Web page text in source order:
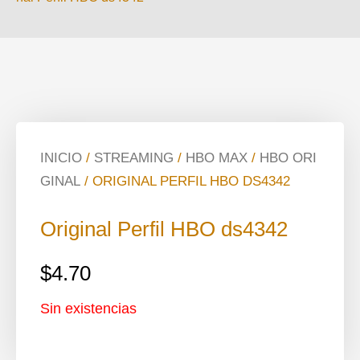
INICIO / STREAMING / HBO MAX / HBO ORI
GINAL / ORIGINAL PERFIL HBO DS4342
Original Perfil HBO ds4342
$4.70
Sin existencias